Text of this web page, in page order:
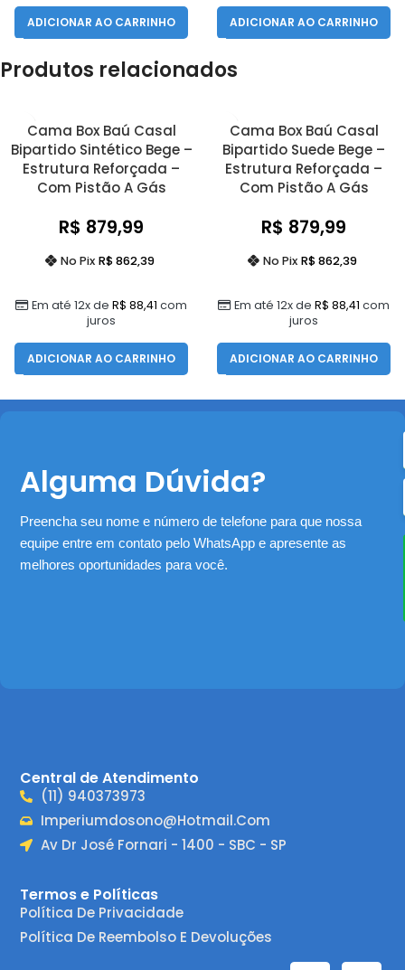
ADICIONAR AO CARRINHO ADICIONAR AO CARRINHO
Produtos relacionados
Cama Box Baú Casal
Bipartido Sintético Bege –
Estrutura Reforçada –
Com Pistão A Gás
R$ 879,99
Em até 12x de R$ 88,41 com
juros
No Pix R$862,39
ADICIONAR AO CARRINHO
Cama Box Baú Casal
Bipartido Suede Bege –
Estrutura Reforçada –
Com Pistão A Gás
R$ 879,99
Em até 12x de R$ 88,41 com
juros
No Pix R$862,39
ADICIONAR AO CARRINHO
Alguma Dúvida?
Preencha seu nome e número de telefone para que nossa
equipe entre em contato pelo WhatsApp e apresente as
melhores oportunidades para você.
Central de Atendimento
(11) 940373973
Imperiumdosono@hotmail.com
Av Dr José Fornari - 1400 - SBC - SP
Termos e Políticas
Política De Privacidade
Política De Reembolso E Devoluções